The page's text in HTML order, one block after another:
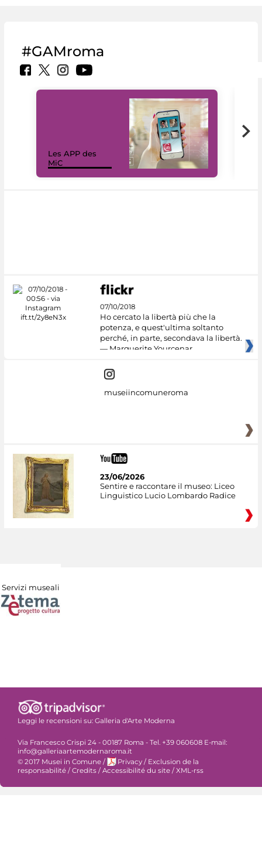
#GAMroma
Les APP des
MiC
07/10/2018
Ho cercato la libertà più che la
potenza, e quest'ultima soltanto
perché, in parte, secondava la libertà.
— Marguerite Yourcenar
museiincomuneroma
23/06/2026
Sentire e raccontare il museo: Liceo
Linguistico Lucio Lombardo Radice
Servizi museali
Leggi le recensioni su: Galleria d'Arte Moderna
Via Francesco Crispi 24 - 00187 Roma - Tel. +39 060608 E-mail:
info@galleriaartemodernaroma.it
© 2017 Musei in Comune / Privacy / Exclusion de la
responsabilité / Credits / Accessibilité du site / XML-rss